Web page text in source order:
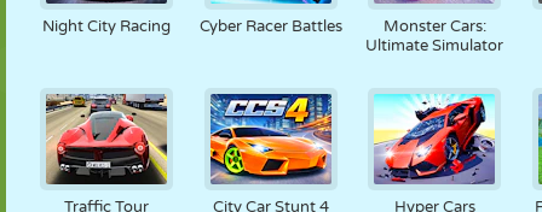
Night City Racing Cyber Racer Battles
Monster Cars:
Ultimate Simulator
Traffic Tour City Car Stunt 4
Hyper Cars